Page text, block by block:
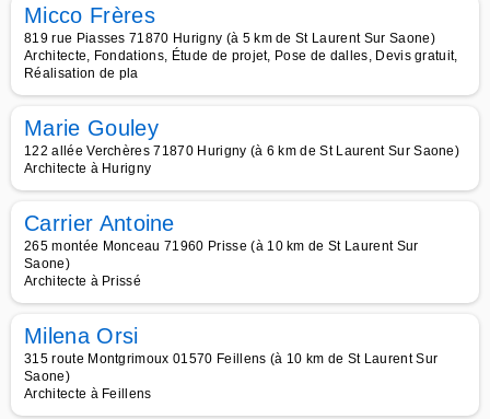
Micco Frères
819 rue Piasses 71870 Hurigny (à 5 km de St Laurent Sur Saone)
Architecte, Fondations, Étude de projet, Pose de dalles, Devis gratuit,
Réalisation de pla
Marie Gouley
122 allée Verchères 71870 Hurigny (à 6 km de St Laurent Sur Saone)
Architecte à Hurigny
Carrier Antoine
265 montée Monceau 71960 Prisse (à 10 km de St Laurent Sur
Saone)
Architecte à Prissé
Milena Orsi
315 route Montgrimoux 01570 Feillens (à 10 km de St Laurent Sur
Saone)
Architecte à Feillens